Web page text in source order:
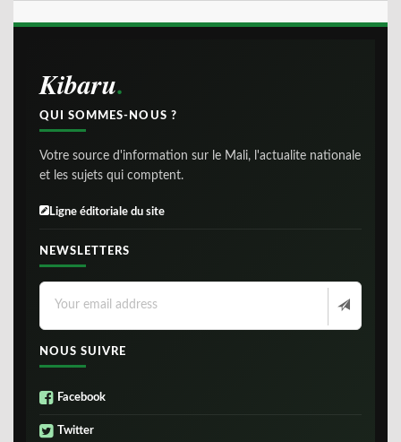
Kibaru
QUI SOMMES-NOUS ?
Votre source d'information sur le Mali, l'actualite nationale
et les sujets qui comptent.
Ligne éditoriale du site
NEWSLETTERS
NOUS SUIVRE
Facebook
Twitter